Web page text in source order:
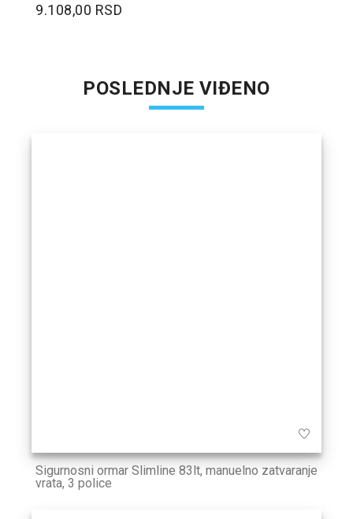
9.108,00 RSD
POSLEDNJE VIĐENO
Sigurnosni ormar Slimline 83lt, manuelno zatvaranje
vrata, 3 police